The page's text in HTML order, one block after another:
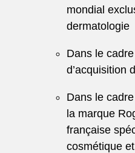
mondial
dermatologie
Dans le
d’acquisition
Dans le
la marque
française
cosmétique